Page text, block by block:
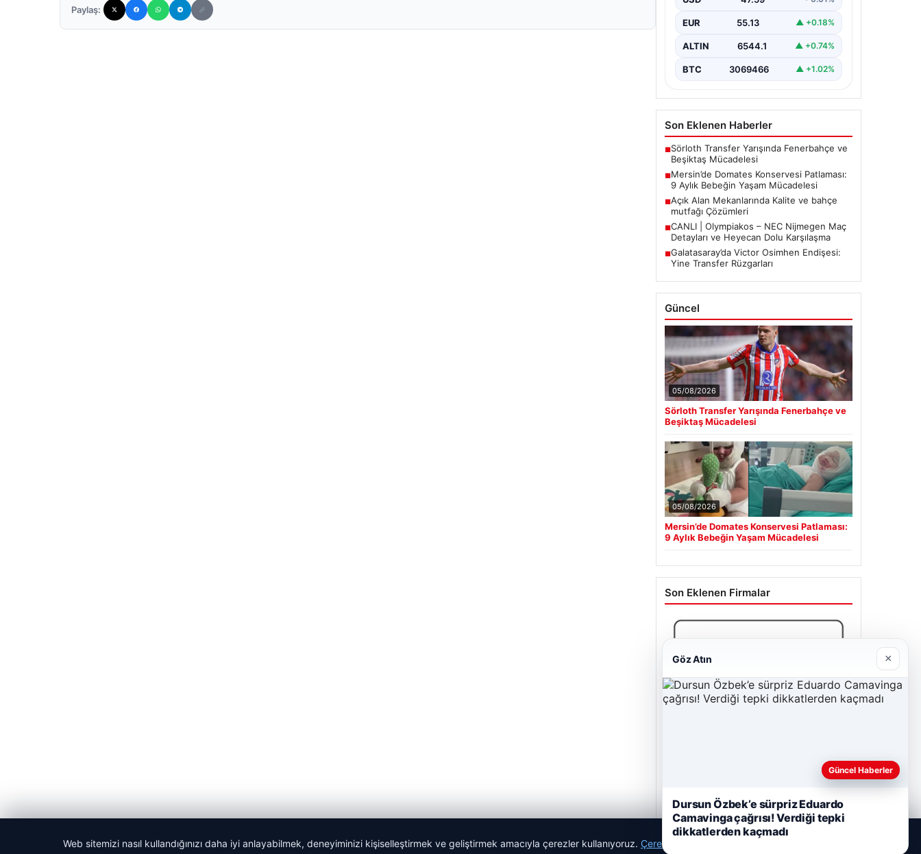
Paylaş:
alanlarından biri haline gelmiştir.
EUR 55.13 ▲ +0.18%
ALTIN 6544.1 ▲ +0.74%
BTC 3069466 ▲ +1.02%
Son Eklenen Haberler
■Sörloth Transfer Yarışında Fenerbahçe ve
Beşiktaş Mücadelesi
■Mersin’de Domates Konservesi Patlaması:
9 Aylık Bebeğin Yaşam Mücadelesi
■Açık Alan Mekanlarında Kalite ve bahçe
mutfağı Çözümleri
■CANLI | Olympiakos – NEC Nijmegen Maç
Detayları ve Heyecan Dolu Karşılaşma
■Galatasaray’da Victor Osimhen Endişesi:
Yine Transfer Rüzgarları
Güncel
05/08/2026
Sörloth Transfer Yarışında Fenerbahçe ve
Beşiktaş Mücadelesi
05/08/2026
Mersin’de Domates Konservesi Patlaması:
9 Aylık Bebeğin Yaşam Mücadelesi
Son Eklenen Firmalar
Bulkoon Toptan Ayakkabı
03/05/2026
Web sitemizi nasıl kullandığınızı daha iyi anlayabilmek, deneyiminizi kişiselleştirmek ve geliştirmek amacıyla çerezler kullanıyoruz. Çerez Politikamız
Göz Atın ×
Güncel Haberler
Dursun Özbek’e sürpriz Eduardo
Camavinga çağrısı! Verdiği tepki
dikkatlerden kaçmadı